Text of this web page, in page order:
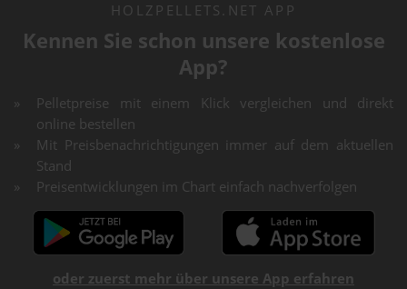
HOLZPELLETS.NET APP
Kennen Sie schon unsere kostenlose
App?
Pelletpreise mit einem Klick vergleichen und direkt
online bestellen
Mit Preisbenachrichtigungen immer auf dem aktuellen
Stand
Preisentwicklungen im Chart einfach nachverfolgen
oder zuerst mehr über unsere App erfahren